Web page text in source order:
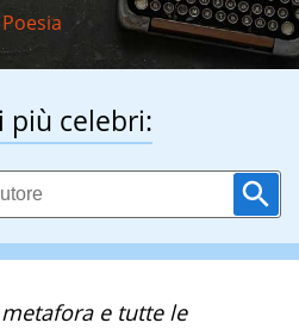
Poesia
più celebri:
e tutte le